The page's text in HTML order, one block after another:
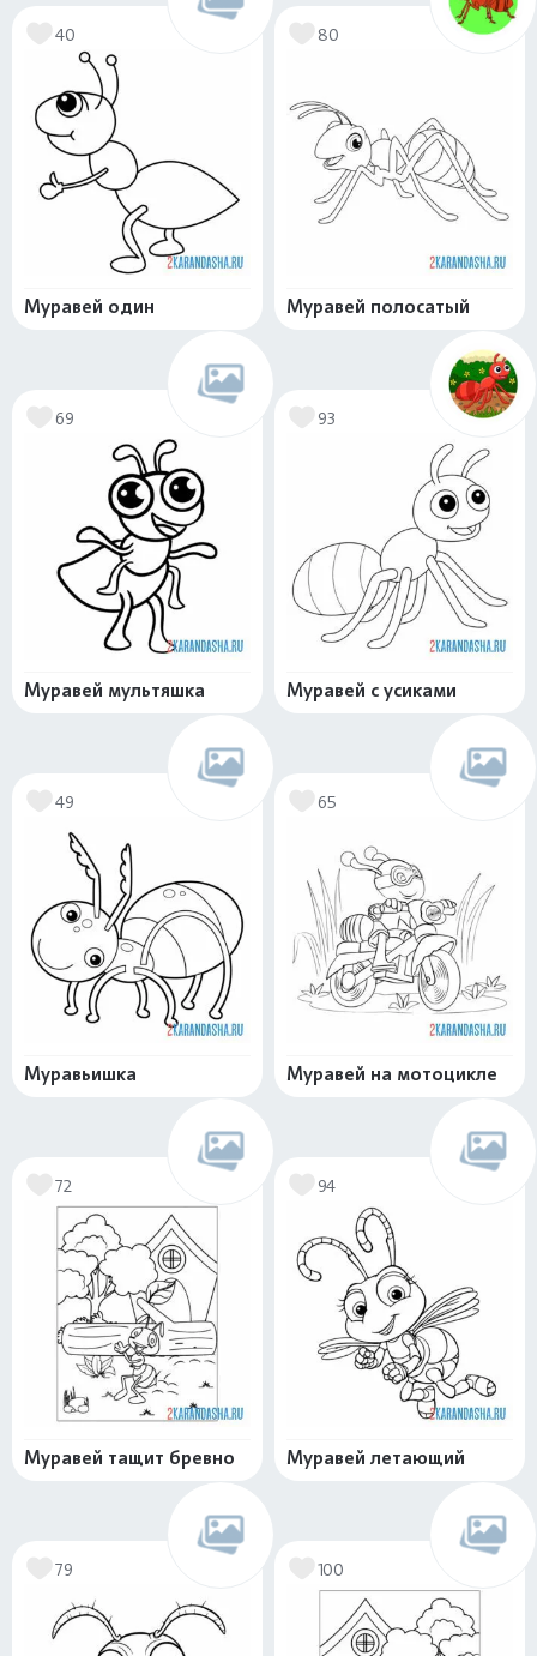
40
Муравей один
80
Муравей полосатый
69
Муравей мультяшка
93
Муравей с усиками
49
Муравьишка
65
Муравей на мотоцикле
72
Муравей тащит бревно
94
Муравей летающий
79 100